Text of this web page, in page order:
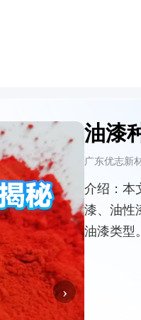
›
油漆
广东优志新
介绍： 本
漆、油性
油漆类型。